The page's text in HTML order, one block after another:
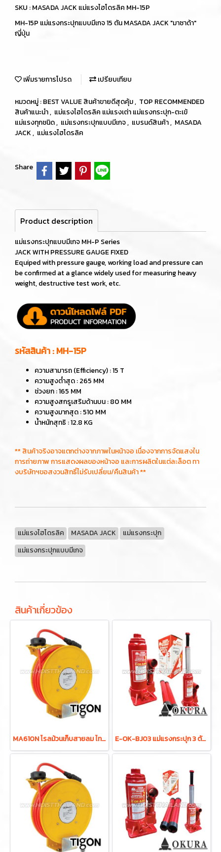
SKU : MASADA JACK แม่แรงไฮโดรลิค MH-15P
MH-15P แม่แรงกระปุกแบบมีเกจ 15 ตัน MASADA JACK "มาซาด้า"
ญี่ปุ่น
เพิ่มรายการโปรด เปรียบเทียบ
หมวดหมู่ :BEST VALUE สินค้าขายดีสุดคุ้ม, TOP RECOMMENDED
สินค้าแนะนำ, แม่แรงไฮโดรลิค แม่แรงเต่า แม่แรงกระปุก-ตะเข้
แม่แรงทุกชนิด, แม่แรงกระปุกแบบมีเกจ, แบรนด์สินค้า, MASADA
JACK, แม่แรงไฮโดรลิค
Share
Product description
แม่แรงกระปุกแบบมีเกจ MH-P Series
JACK WITH PRESSURE GAUGE FIXED
Equiped with pressure gauge, working load and pressure can
be confirmed at a glance widely used for measuring heavy
weight, destructive test work, etc.
รหัสสินค้า : MH-15P
ความสามารถ (Efficiency) : 15 T
ความสูงต่ำสุด : 265 MM
ช่วงยก : 165 MM
ความสูงสกรูเสริมด้านบน : 80 MM
ความสูงมากสุด : 510 MM
น้ำหนักสุทธิ : 12.8 KG
** สินค้าจริงอาจแตกต่างจากภาพในหน้าจอ เนื่องจากการจัดแสงใน
การถ่ายภาพ การแสดงผลของหน้าจอ และการผลิตในแต่ละล็อต ทา
งบริษัทฯขอสงวนสิทธิ์ไม่รับเปลี่ยน/คืนสินค้า **
แม่แรงไฮโดรลิค MASADA JACK
แม่แรงกระปุก
แม่แรงกระปุกแบบมีเกจ
สินค้าเกี่ยวข้อง
MA610N โรลม้วนเก็บสายลม ไทก้อน (Tigon) ขนาดรูด้านใน 6.5 มม. ขนาดรูด้านนอก 10 มม. ความยาว 10 เมตร แรงดันสูงสุดขณะทำงาน 15 บาร์ เหมาะกับใช้งานในอุตสาหกรรมทั่วไป ผลิตจากประเทศเกาหลี E-OK-BJ03 แม่แรงกระปุก 3 ตัน มีระบบ VALVE OVERLOAD "OKURA"